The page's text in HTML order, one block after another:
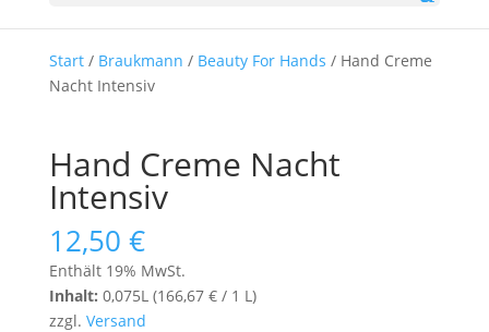
Start/ Braukmann / Beauty For Hands / Hand Creme
Nacht Intensiv
Hand Creme Nacht
Intensiv
12,50 €
Enthält 19% MwSt.
Inhalt: 0,075L (166,67 €/ 1 L)
zzgl. Versand